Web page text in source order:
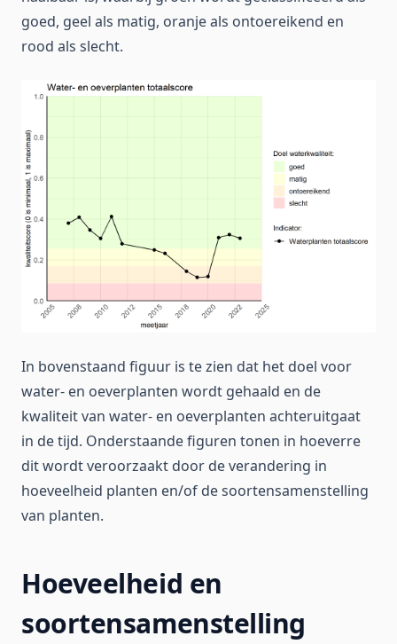
goed, geel als matig, oranje als ontoereikend en
rood als slecht.
In bovenstaand figuur is te zien dat het doel voor
water- en oeverplanten wordt gehaald en de
kwaliteit van water- en oeverplanten achteruitgaat
in de tijd. Onderstaande figuren tonen in hoeverre
dit wordt veroorzaakt door de verandering in
hoeveelheid planten en/of de soortensamenstelling
van planten.
Hoeveelheid en
soortensamenstelling